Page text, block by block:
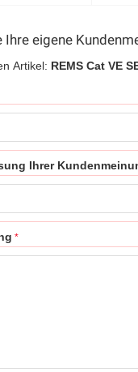
Ihre eigene
Artikel: REMS Cat VE
Ihrer